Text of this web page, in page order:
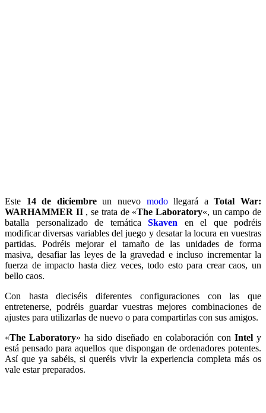
Este 14 de diciembreun nuevo modollegará aTotal War:
WARHAMMER II, se trata de «The Laboratory«, un campo de
batalla personalizado de temática Skaven en el que podréis
modificar diversas variables del juego y desatar la locura en vuestras
partidas. Podréis mejorar el tamaño de las unidades de forma
masiva, desafiar las leyes de la gravedad e incluso incrementar la
fuerza de impacto hasta diez veces, todo esto para crear caos, un
bello caos.
Con hasta dieciséis diferentes configuraciones con las que
entretenerse, podréis guardar vuestras mejores combinaciones de
ajustes para utilizarlas de nuevo o para compartirlas con sus amigos.
«The Laboratory» ha sido diseñado en colaboración con Intely
está pensado para aquellos que dispongan de ordenadores potentes.
Así que ya sabéis, si queréis vivir la experiencia completa más os
vale estar preparados.